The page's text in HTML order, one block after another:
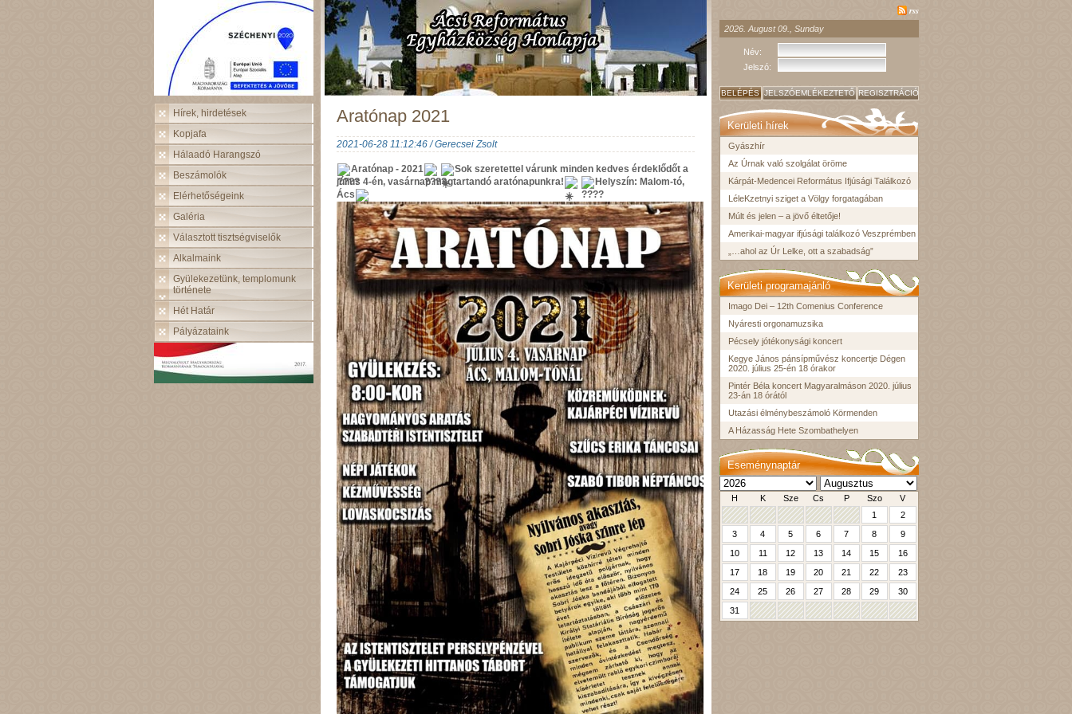
Hírek, hirdetések
Kopjafa
Hálaadó Harangszó
Beszámolók
Elérhetőségeink
Galéria
Választott tisztségviselők
Alkalmaink
Gyülekezetünk, templomunk
története
Hét Határ
Pályázataink
Aratónap 2021
2021-06-28 11:12:46 / Gerecsei Zsolt
Aratónap - 2021
Sok szeretettel várunk minden kedves érdeklődőt a
július 4-én, vasárnap megtartandó aratónapunkra!
Helyszín: Malom-tó,
Ács
rss
2026. August 09., Sunday
Név:
Jelszó:
BELÉPÉS JELSZÓEMLÉKEZTETŐ REGISZTRÁCIÓ
Kerületi hírek
Gyászhír
Az Úrnak való szolgálat öröme
Kárpát-Medencei Református Ifjúsági Találkozó
LéleKzetnyi sziget a Völgy forgatagában
Múlt és jelen – a jövő éltetője!
Amerikai-magyar ifjúsági találkozó Veszprémben
„…ahol az Úr Lelke, ott a szabadság”
Kerületi programajánló
Imago Dei – 12th Comenius Conference
Nyáresti orgonamuzsika
Pécsely jótékonysági koncert
Kegye János pánsípművész koncertje Dégen
2020. július 25-én 18 órakor
Pintér Béla koncert Magyaralmáson 2020. július
23-án 18 órától
Utazási élménybeszámoló Körmenden
A Házasság Hete Szombathelyen
Eseménynaptár
H K Sze Cs P Szo
V
1
2
3
4 5 6 7 8
9
10
11 12 13 14 15
16
17
18 19 20 21 22
23
24
25 26 27 28 29
30
31